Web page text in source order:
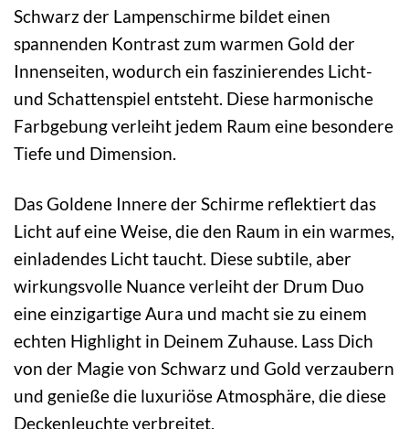
Schwarz der Lampenschirme bildet einen
spannenden Kontrast zum warmen Gold der
Innenseiten, wodurch ein faszinierendes Licht-
und Schattenspiel entsteht. Diese harmonische
Farbgebung verleiht jedem Raum eine besondere
Tiefe und Dimension.
Das Goldene Innere der Schirme reflektiert das
Licht auf eine Weise, die den Raum in ein warmes,
einladendes Licht taucht. Diese subtile, aber
wirkungsvolle Nuance verleiht der Drum Duo
eine einzigartige Aura und macht sie zu einem
echten Highlight in Deinem Zuhause. Lass Dich
von der Magie von Schwarz und Gold verzaubern
und genieße die luxuriöse Atmosphäre, die diese
Deckenleuchte verbreitet.